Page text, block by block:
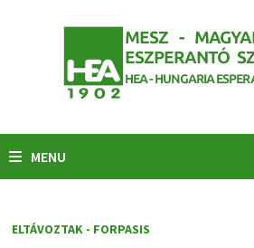
MENU
ELTÁVOZTAK - FORPASIS